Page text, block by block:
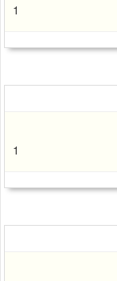
1
1